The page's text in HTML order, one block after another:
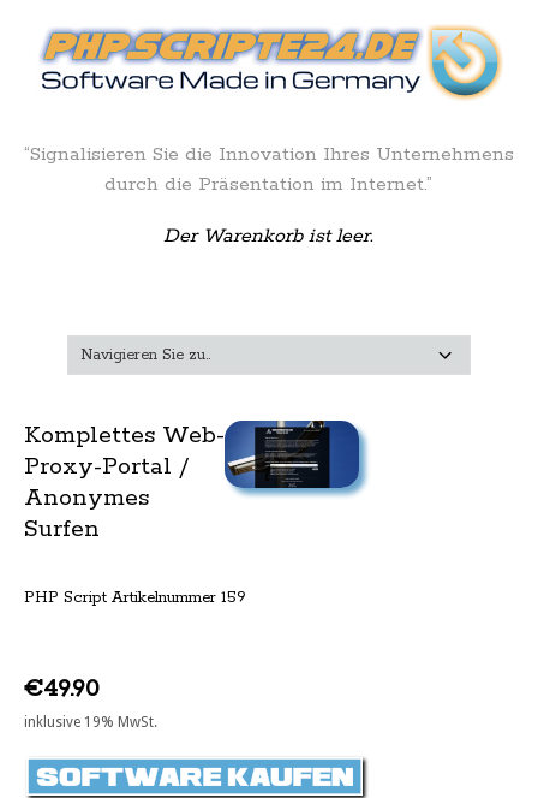
“Signalisieren Sie die Innovation Ihres Unternehmens
durch die Präsentation im Internet.”
Der Warenkorb ist leer.
Komplettes Web-
Proxy-Portal /
Anonymes
Surfen
PHP Script Artikelnummer 159
€49.90
inklusive 19% MwSt.